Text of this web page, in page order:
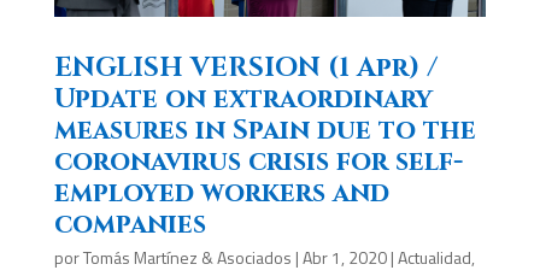
ENGLISH VERSION (1 Apr) /
Update on extraordinary
measures in Spain due to the
coronavirus crisis for self-
employed workers and
companies
porTomás Martínez & Asociados |Abr 1, 2020|Actualidad,